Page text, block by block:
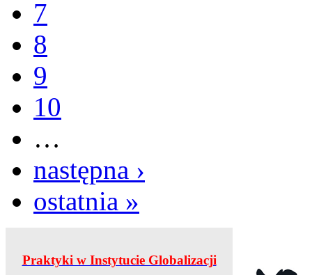
7
8
9
10
…
następna ›
ostatnia »
Praktyki w Instytucie Globalizacji